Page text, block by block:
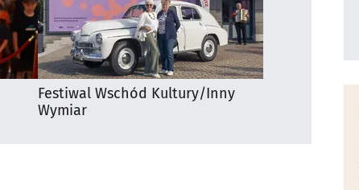
Festiwal Wschód Kultury/Inny
Wymiar